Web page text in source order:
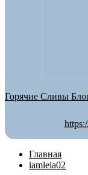
Горячие Сливы
Главная
iamleia02